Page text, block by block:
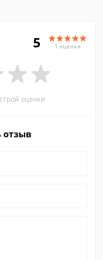
5 1 оценка
оценки
отзыв